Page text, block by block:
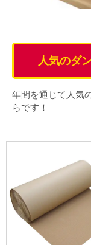
人気のダ
年間を通じて人気
らです！